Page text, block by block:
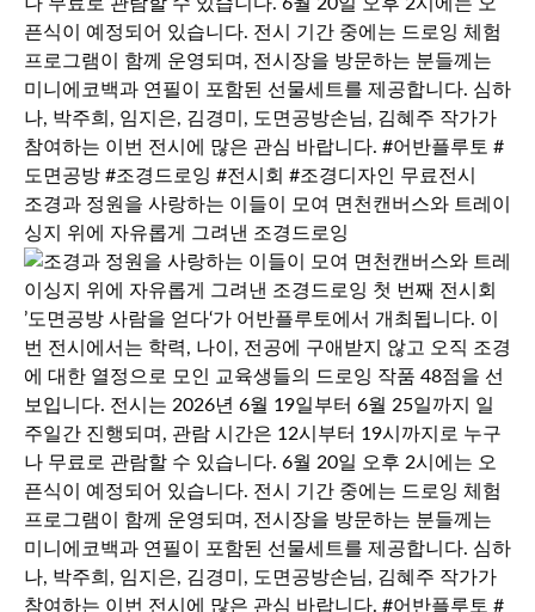
조경과 정원을 사랑하는 이들이 모여 면천캔버스와 트레이
싱지 위에 자유롭게 그려낸 조경드로잉